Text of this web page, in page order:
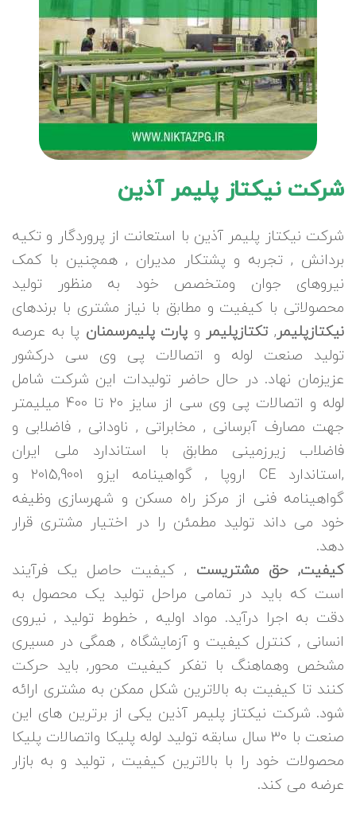
شرکت نیکتاز پلیمر آذین
شرکت نیکتاز پلیمر آذین با استعانت از پروردگار و تکیه
بردانش , تجربه و پشتکار مدیران , همچنین با کمک
نیروهای جوان ومتخصص خود به منظور تولید
محصولاتی با کیفیت و مطابق با نیاز مشتری با برندهای
نیکتازپلیمر,تکتازپلیمر و پارت پلیمرسمنان پا به عرصه
تولید صنعت لوله و اتصالات پی وی سی درکشور
عزیزمان نهاد. در حال حاضر تولیدات این شرکت شامل
لوله و اتصالات پی وی سی از سایز 20 تا 400 میلیمتر
جهت مصارف آبرسانی , مخابراتی , ناودانی , فاضلابی و
فاضلاب زیرزمینی مطابق با استاندارد ملی ایران
,استاندارد CE اروپا , گواهینامه ایزو 2015,9001 و
گواهینامه فنی از مرکز راه مسکن و شهرسازی وظیفه
خود می داند تولید مطمئن را در اختیار مشتری قرار
دهد.
کیفیت, حق مشتریست , کیفیت حاصل یک فرآیند
است که باید در تمامی مراحل تولید یک محصول به
دقت به اجرا درآید. مواد اولیه , خطوط تولید , نیروی
انسانی , کنترل کیفیت و آزمایشگاه , همگی در مسیری
مشخص وهماهنگ با تفکر کیفیت محور, باید حرکت
کنند تا کیفیت به بالاترین شکل ممکن به مشتری ارائه
شود. شرکت نیکتاز پلیمر آذین یکی از برترین های این
صنعت با 30 سال سابقه تولید لوله پلیکا واتصالات پلیکا
محصولات خود را با بالاترین کیفیت , تولید و به بازار
عرضه می کند.